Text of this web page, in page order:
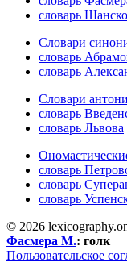
словарь
Словари
словарь
словарь
Словари
словарь
словарь Львова
словарь
словарь
словарь
© 2026
Фасмера М.: голк
Пользовательское